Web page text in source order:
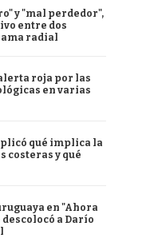
y "mal perdedor",
entre dos
radial
roja por las
en varias
qué implica la
costeras y qué
en "Ahora
a Darío